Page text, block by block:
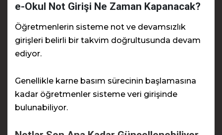
e-Okul Not Girişi Ne Zaman Kapanacak?
Öğretmenlerin sisteme not ve devamsızlık
girişleri belirli bir takvim doğrultusunda devam
ediyor.
Genellikle karne basım sürecinin başlamasına
kadar öğretmenler sisteme veri girişinde
bulunabiliyor.